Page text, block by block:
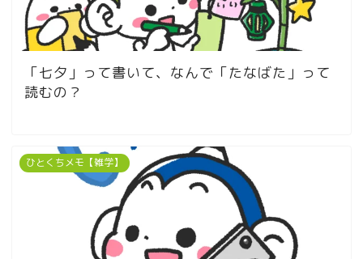
「七夕」って書いて、なんで「たなばた」って
読むの？
ひとくちメモ【雑学】